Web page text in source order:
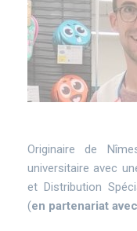
Texte
Originaire de
universitaire avec
et Distribution
(en partenariat avec